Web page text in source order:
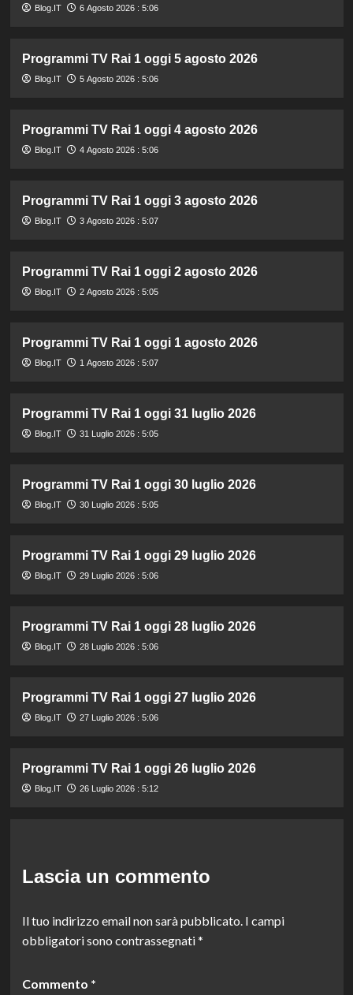
Blog.IT 6 Agosto 2026 : 5:06
Programmi TV Rai 1 oggi 5 agosto 2026
Blog.IT 5 Agosto 2026 : 5:06
Programmi TV Rai 1 oggi 4 agosto 2026
Blog.IT 4 Agosto 2026 : 5:06
Programmi TV Rai 1 oggi 3 agosto 2026
Blog.IT 3 Agosto 2026 : 5:07
Programmi TV Rai 1 oggi 2 agosto 2026
Blog.IT 2 Agosto 2026 : 5:05
Programmi TV Rai 1 oggi 1 agosto 2026
Blog.IT 1 Agosto 2026 : 5:07
Programmi TV Rai 1 oggi 31 luglio 2026
Blog.IT 31 Luglio 2026 : 5:05
Programmi TV Rai 1 oggi 30 luglio 2026
Blog.IT 30 Luglio 2026 : 5:05
Programmi TV Rai 1 oggi 29 luglio 2026
Blog.IT 29 Luglio 2026 : 5:06
Programmi TV Rai 1 oggi 28 luglio 2026
Blog.IT 28 Luglio 2026 : 5:06
Programmi TV Rai 1 oggi 27 luglio 2026
Blog.IT 27 Luglio 2026 : 5:06
Programmi TV Rai 1 oggi 26 luglio 2026
Blog.IT 26 Luglio 2026 : 5:12
Lascia un commento
Il tuo indirizzo email non sarà pubblicato. I campi
obbligatori sono contrassegnati*
Commento *